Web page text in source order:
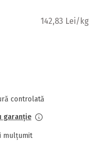
142,83 Lei/kg
controlată
garanție
mulțumit